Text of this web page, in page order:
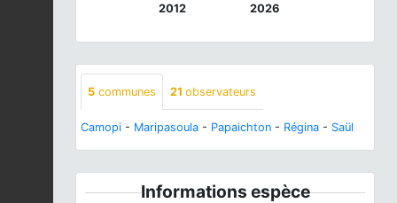
2012 2026
5 communes 21 observateurs
Camopi - Maripasoula - Papaichton - Régina - Saül
Informations espèce